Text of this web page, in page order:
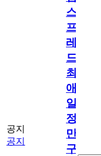
공지
공지
스
프
레
드]
최
애
일
정
만
구